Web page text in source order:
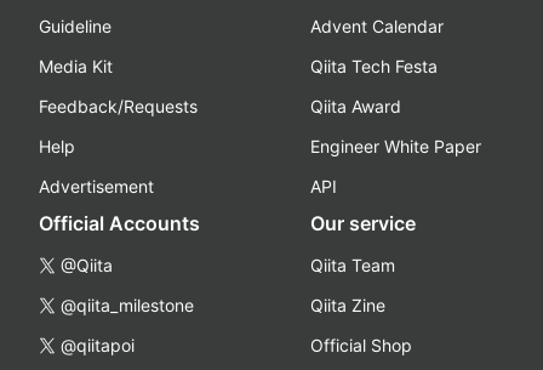
Guideline
Media Kit
Feedback/Requests
Help
Advertisement
Advent Calendar
Qiita Tech Festa
Qiita Award
Engineer White Paper
API
Official Accounts
@Qiita
@qiita_milestone
@qiitapoi
Our service
Qiita Team
Qiita Zine
Official Shop